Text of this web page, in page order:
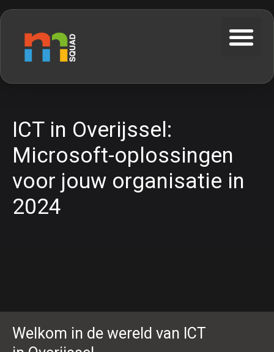
ICT in Overijssel:
Microsoft-oplossingen
voor jouw organisatie in
2024
Welkom in de wereld van ICT